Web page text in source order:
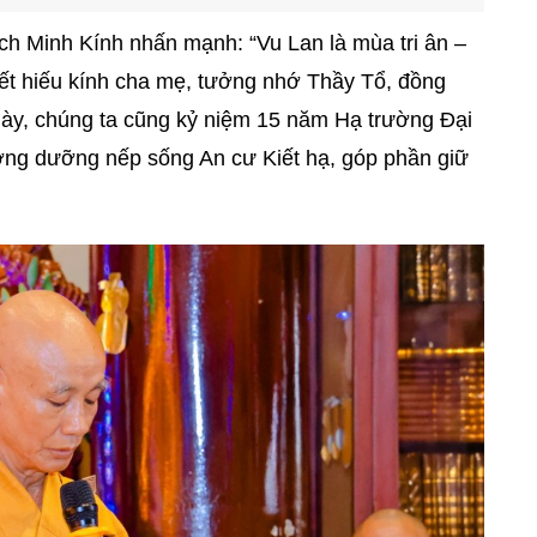
Minh Kính nhấn mạnh: “Vu Lan là mùa tri ân –
hiếu kính cha mẹ, tưởng nhớ Thầy Tổ, đồng
chúng ta cũng kỷ niệm 15 năm Hạ trường Đại
dưỡng nếp sống An cư Kiết hạ, góp phần giữ